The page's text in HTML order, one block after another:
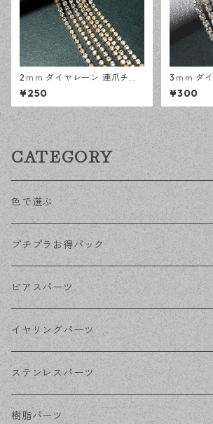
2ｍｍ ダイヤレーン 連爪チェ
ーン ゴールド 1メートル ライ
ンストーン ガラスストーン デ
ザインパーツ アクセサリーパ
ーツ ハンドメイド資材 【en工
房】
¥250
3ｍｍ ダ
ーン シル
ンストー
ザインパ
ーツ ハン
房】
¥300
CATEGORY
色で選ぶ
KCゴールド
ゴールド
シルバー
ホワイトシルバー
ステンレス・シルバー
プチプラお得パック
ピアスパーツ
ポストピアス
フックピアス
その他ピアス
イヤリングパーツ
ネジばねイヤリング
クリップイヤリング
ステンレスパーツ
ステンレスピアス
樹脂パーツ